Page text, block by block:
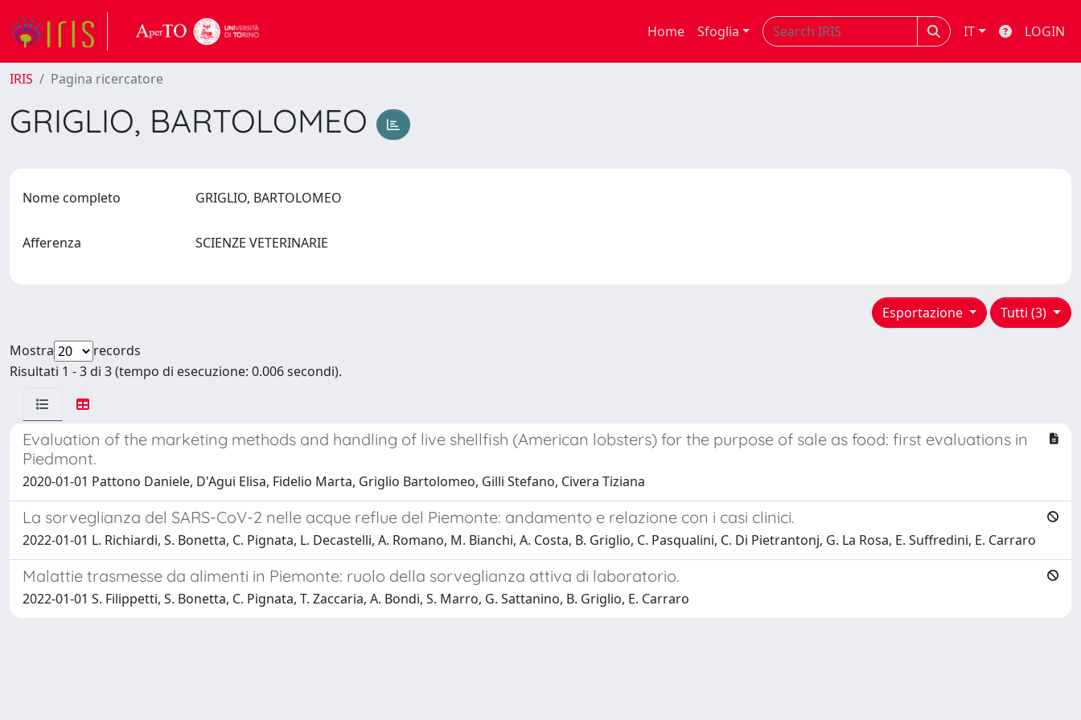
Home Sfoglia IT LOGIN
IRIS Pagina ricercatore
GRIGLIO, BARTOLOMEO
Nome completo GRIGLIO, BARTOLOMEO
Afferenza SCIENZE VETERINARIE
Tutti (3)
Esportazione
Mostra
records
Risultati 1 - 3 di 3 (tempo di esecuzione: 0.006 secondi).
Evaluation of the marketing methods and handling of live shellfish (American lobsters) for the purpose of sale as food: first evaluations in
Piedmont.
2020-01-01 Pattono Daniele, D'Agui Elisa, Fidelio Marta, Griglio Bartolomeo, Gilli Stefano, Civera Tiziana
La sorveglianza del SARS-CoV-2 nelle acque reflue del Piemonte: andamento e relazione con i casi clinici.
2022-01-01 L. Richiardi, S. Bonetta, C. Pignata, L. Decastelli, A. Romano, M. Bianchi, A. Costa, B. Griglio, C. Pasqualini, C. Di Pietrantonj, G. La Rosa, E. Suffredini, E. Carraro
Malattie trasmesse da alimenti in Piemonte: ruolo della sorveglianza attiva di laboratorio.
2022-01-01 S. Filippetti, S. Bonetta, C. Pignata, T. Zaccaria, A. Bondi, S. Marro, G. Sattanino, B. Griglio, E. Carraro